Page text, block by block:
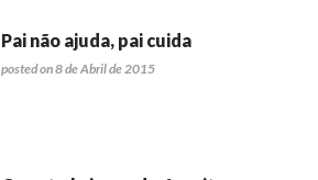
Pai não ajuda, pai cuida
posted on 8 de Abril de 2015